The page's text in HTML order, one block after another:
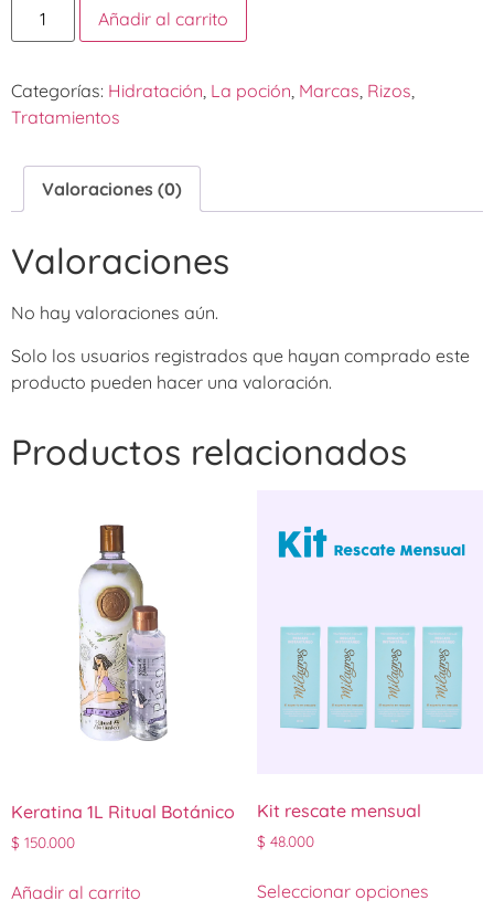
Añadir al carrito
Categorías: Hidratación La poción Marcas Rizos
Tratamientos
Valoraciones (0)
Valoraciones
No hay valoraciones aún.
Solo los usuarios registrados que hayan comprado este
producto pueden hacer una valoración.
Productos relacionados
Keratina 1L Ritual Botánico
$ 150.000
Añadir al carrito
Kit rescate mensual
$ 48.000
Seleccionar opciones